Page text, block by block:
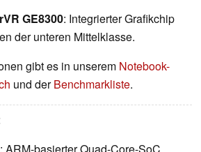
GE8300: Integrierter Grafikchip
der unteren Mittelklasse.
gibt es in unserem Notebook-
und derBenchmarkliste.